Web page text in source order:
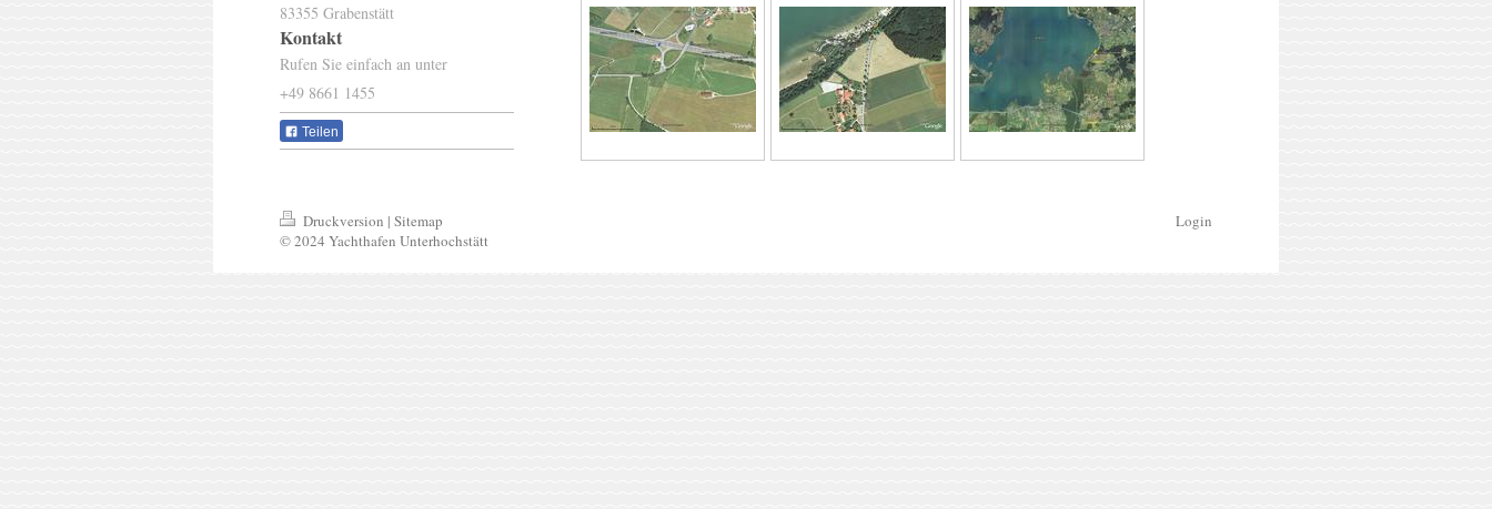
83355 Grabenstätt
Kontakt
Rufen Sie einfach an unter
+49 8661 1455
Teilen
Druckversion | Sitemap
© 2024 Yachthafen Unterhochstätt
Login